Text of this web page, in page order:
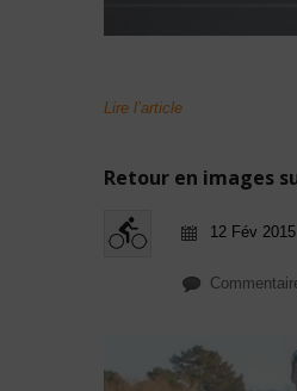
Lire l’article
Retour en images
12 Fév 2015